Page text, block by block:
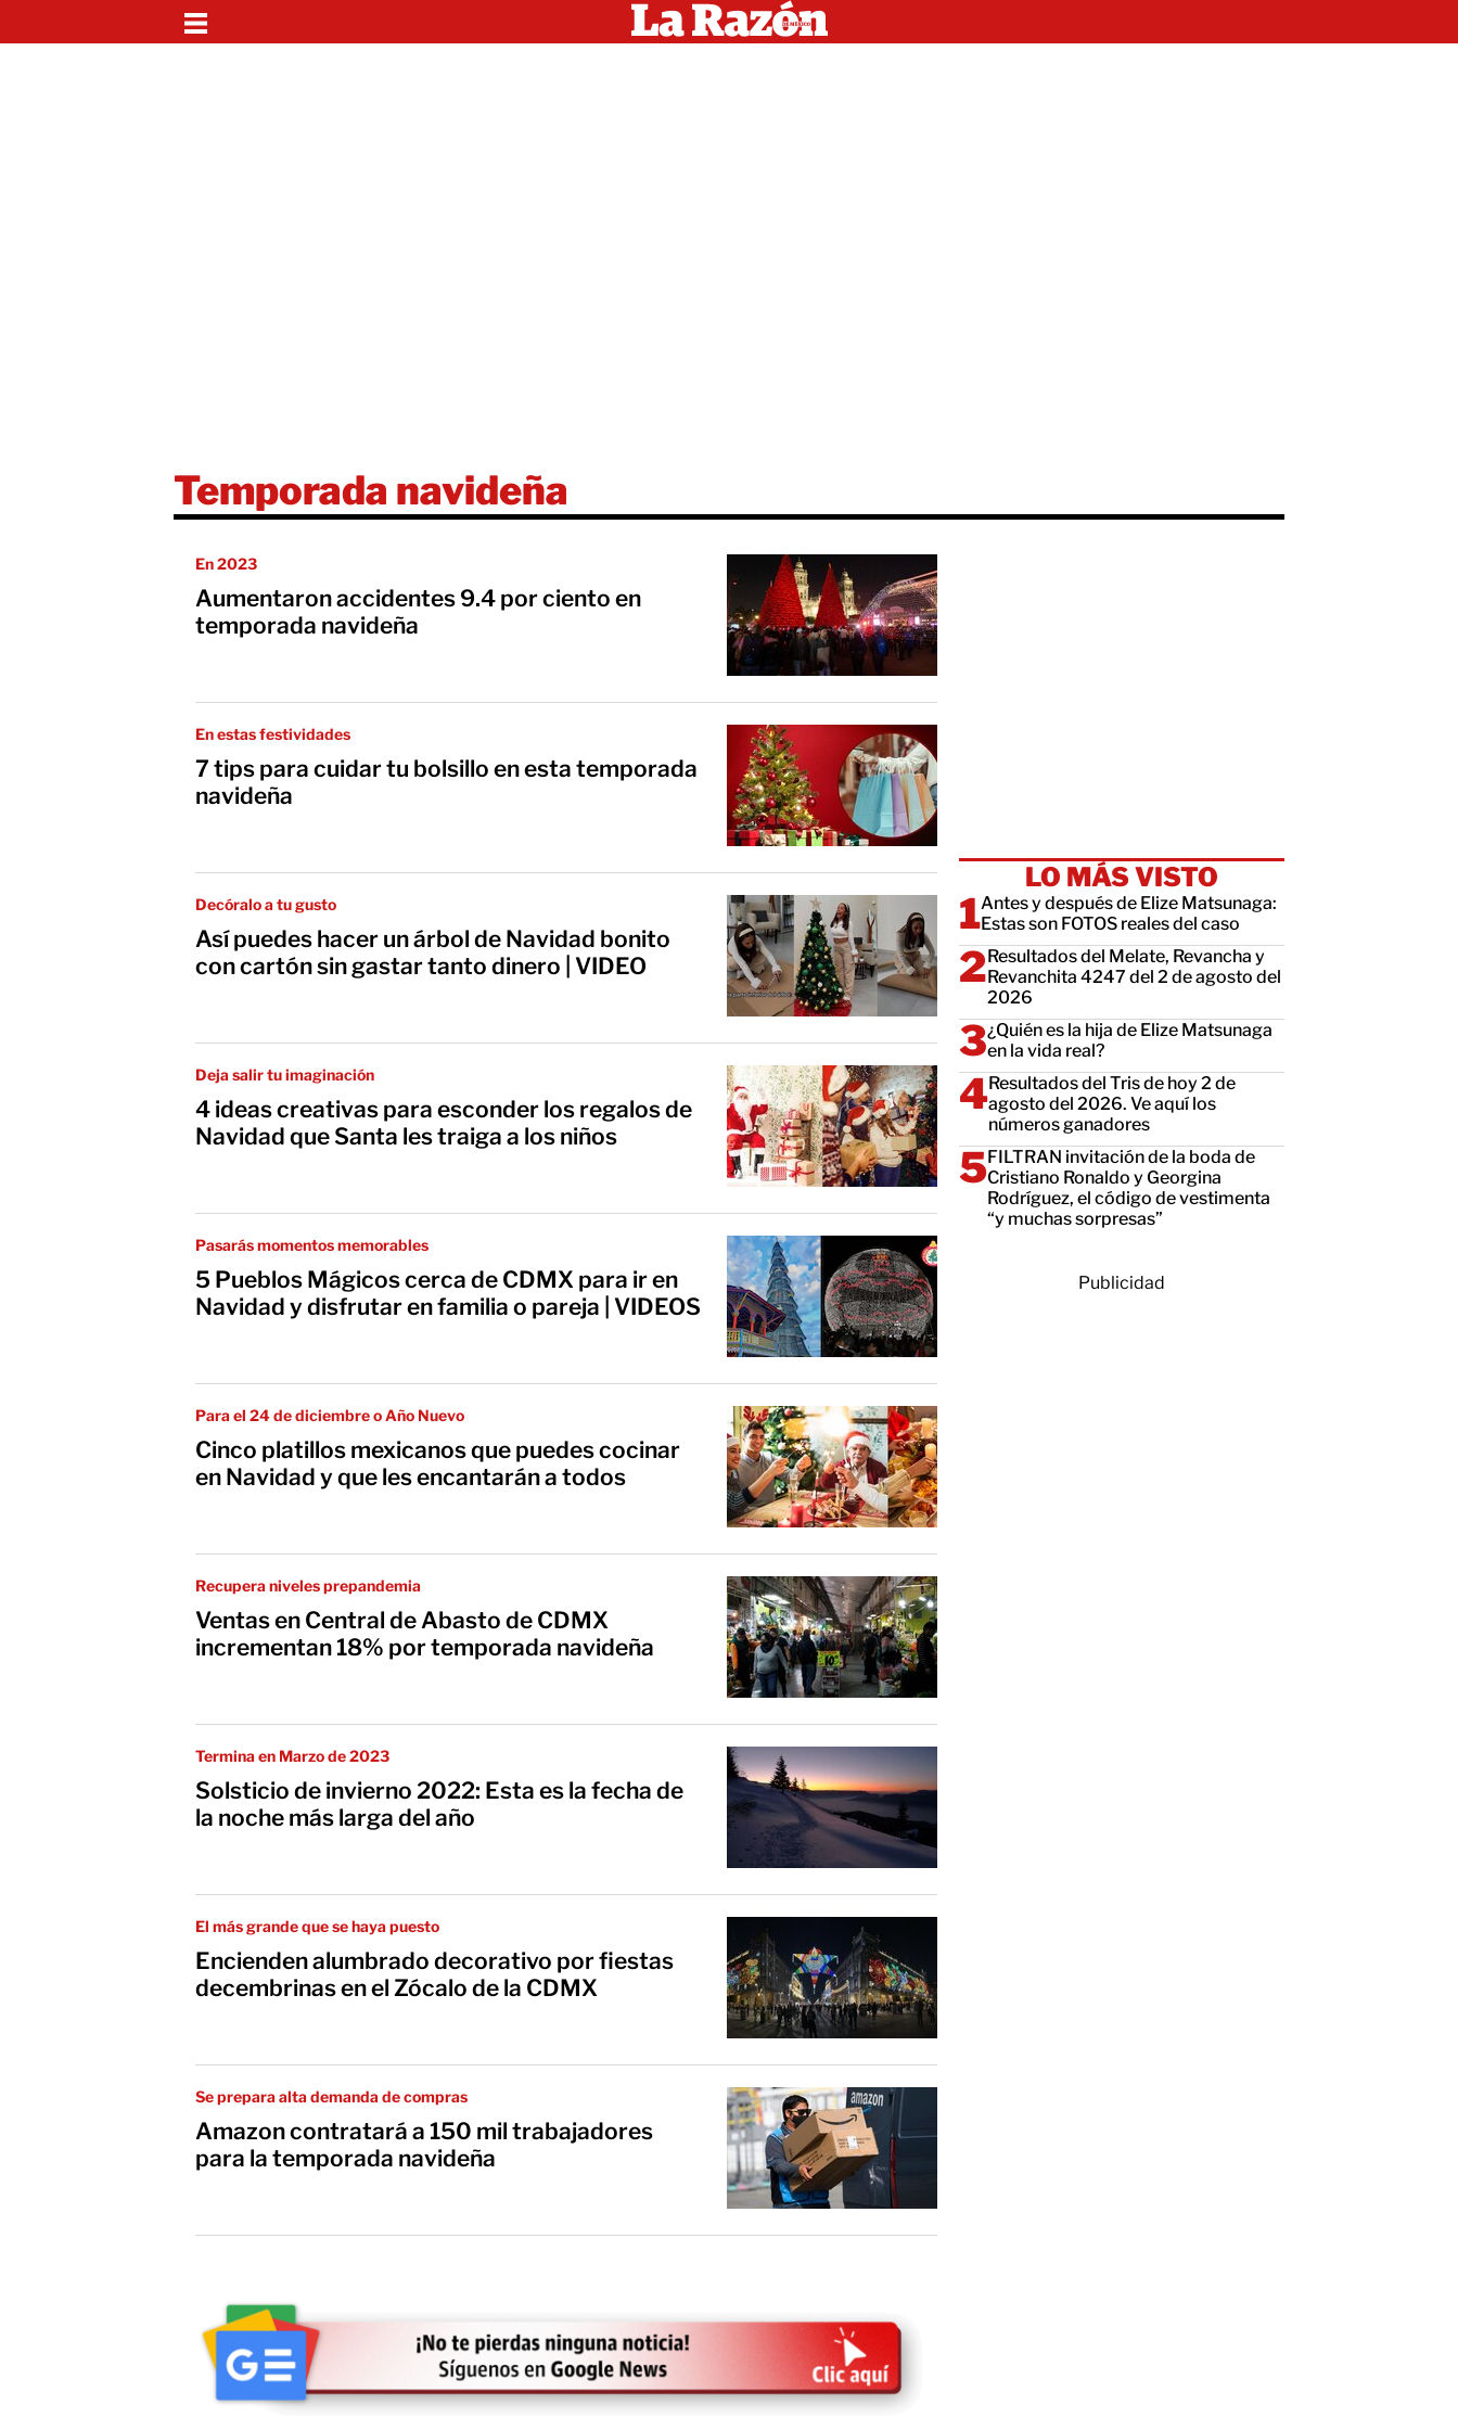
Temporada navideña
En 2023
Aumentaron accidentes 9.4 por ciento en
temporada navideña
En estas festividades
7 tips para cuidar tu bolsillo en esta temporada
navideña
Decóralo a tu gusto
Así puedes hacer un árbol de Navidad bonito
con cartón sin gastar tanto dinero | VIDEO
Deja salir tu imaginación
4 ideas creativas para esconder los regalos de
Navidad que Santa les traiga a los niños
Pasarás momentos memorables
5 Pueblos Mágicos cerca de CDMX para ir en
Navidad y disfrutar en familia o pareja | VIDEOS
Para el 24 de diciembre o Año Nuevo
Cinco platillos mexicanos que puedes cocinar
en Navidad y que les encantarán a todos
Recupera niveles prepandemia
Ventas en Central de Abasto de CDMX
incrementan 18% por temporada navideña
Termina en Marzo de 2023
Solsticio de invierno 2022: Esta es la fecha de
la noche más larga del año
El más grande que se haya puesto
Encienden alumbrado decorativo por fiestas
decembrinas en el Zócalo de la CDMX
Se prepara alta demanda de compras
Amazon contratará a 150 mil trabajadores
para la temporada navideña
LO MÁS VISTO
Antes y después de Elize Matsunaga:
Estas son FOTOS reales del caso
Resultados del Melate, Revancha y
Revanchita 4247 del 2 de agosto del
2026
¿Quién es la hija de Elize Matsunaga
en la vida real?
Resultados del Tris de hoy 2 de
agosto del 2026. Ve aquí los
números ganadores
FILTRAN invitación de la boda de
Cristiano Ronaldo y Georgina
Rodríguez, el código de vestimenta
“y muchas sorpresas”
Publicidad